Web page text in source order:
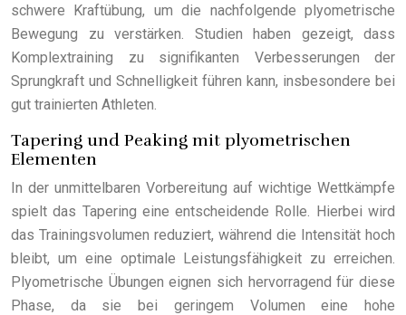
schwere Kraftübung, um die nachfolgende plyometrische
Bewegung zu verstärken. Studien haben gezeigt, dass
Komplextraining zu signifikanten Verbesserungen der
Sprungkraft und Schnelligkeit führen kann, insbesondere bei
gut trainierten Athleten.
Tapering und Peaking mit plyometrischen
Elementen
In der unmittelbaren Vorbereitung auf wichtige Wettkämpfe
spielt das Tapering eine entscheidende Rolle. Hierbei wird
das Trainingsvolumen reduziert, während die Intensität hoch
bleibt, um eine optimale Leistungsfähigkeit zu erreichen.
Plyometrische Übungen eignen sich hervorragend für diese
Phase, da sie bei geringem Volumen eine hohe